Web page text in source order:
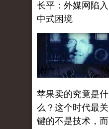
长平：外媒网陷入
中式困境
苹果卖的究竟是什
么？这个时代最关
键的不是技术，而